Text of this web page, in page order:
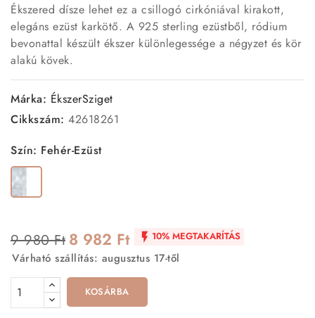
Ékszered dísze lehet ez a csillogó cirkóniával kirakott,
elegáns ezüst karkötő. A 925 sterling ezüstből, ródium
bevonattal készült ékszer különlegessége a négyzet és kör
alakú kövek.
Márka: ÉkszerSziget
Cikkszám: 42618261
Szín: Fehér-Ezüst
Fehér-
Ezüst
9 980 Ft 8 982 Ft  10% MEGTAKARÍTÁS
Várható szállítás: augusztus 17-től
KOSÁRBA